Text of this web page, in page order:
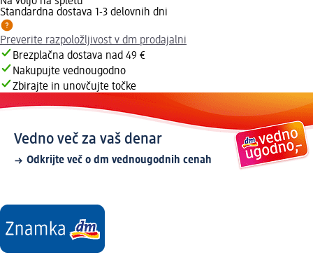
Standardna dostava 1-3 delovnih dni
Preverite razpoložljivost v dm prodajalni
Brezplačna dostava nad 49 €
Nakupujte vednougodno
Zbirajte in unovčujte točke
Vedno več za vaš denar
Odkrijte več o dm vednougodnih cenah